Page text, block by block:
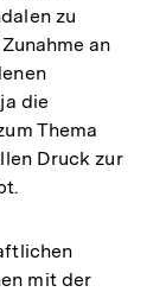
zu
an
die
Thema
Druck zur
mit der